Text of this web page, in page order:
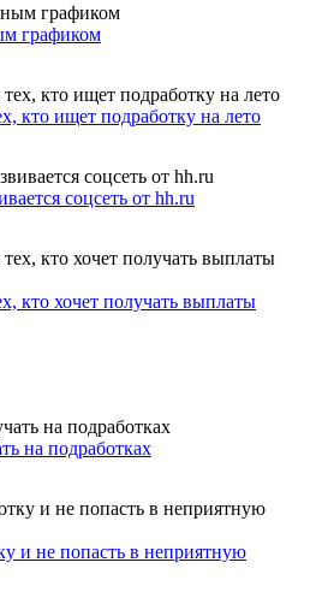
графиком
кто ищет подработку на лето
соцсеть от hh.ru
кто хочет получать выплаты
на подработках
и не попасть в неприятную